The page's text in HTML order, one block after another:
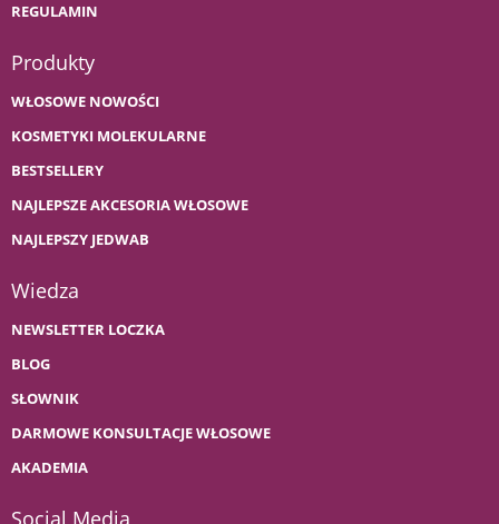
REGULAMIN
Produkty
WŁOSOWE NOWOŚCI
KOSMETYKI MOLEKULARNE
BESTSELLERY
NAJLEPSZE AKCESORIA WŁOSOWE
NAJLEPSZY JEDWAB
Wiedza
NEWSLETTER LOCZKA
BLOG
SŁOWNIK
DARMOWE KONSULTACJE WŁOSOWE
AKADEMIA
Social Media